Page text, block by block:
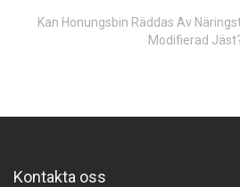
Kan Honungsbin Räddas Av
Modifierad
Kontakta oss